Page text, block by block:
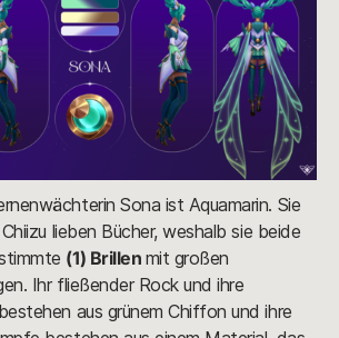
Sona ist Aquamarin. Sie
lieben Bücher, weshalb sie beide
(1) Brillen mit großen
Ihr fließender Rock und ihre
aus grünem Chiffon und ihre